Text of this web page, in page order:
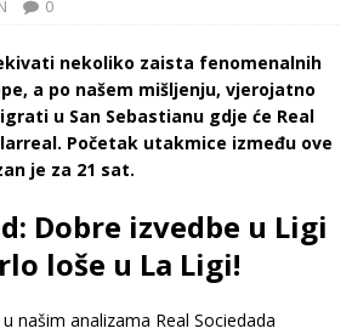
0
nekoliko zaista fenomenalnih
a po našem mišljenju, vjerojatno
u San Sebastianu gdje će Real
Početak utakmice između ove
je za 21 sat.
Dobre izvedbe u Ligi
loše u La Ligi!
našim analizama Real Sociedada